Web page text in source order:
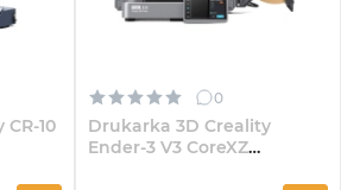
10
0
Drukarka 3D Creality
Ender-3 V3 CoreXZ